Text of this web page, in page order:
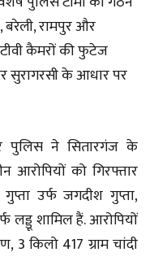
बरेली, रामपुर और
कैमरों की फुटेज
सुरागरसी के आधार पर
पुलिस ने सितारगंज के
को गिरफ्तार
उर्फ जगदीश गुप्ता,
शामिल हैं. आरोपियों
किलो 417 ग्राम चांदी